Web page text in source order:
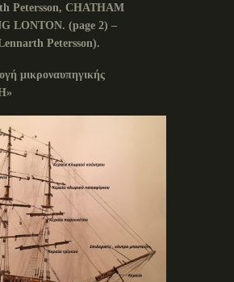
Petersson, CHATHAM
LONTON. (page 2) –
Petersson).
μικροναυπηγικής